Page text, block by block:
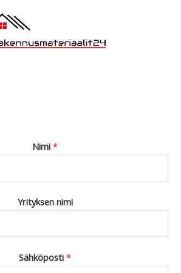
Nimi *
Yrityksen nimi
Sähköposti *